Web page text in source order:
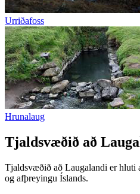
Urriðafoss
Hrunalaug
Tjaldsvæðið að
Tjaldsvæðið að Laugalandi er hluti
og afþreyingu Íslands.